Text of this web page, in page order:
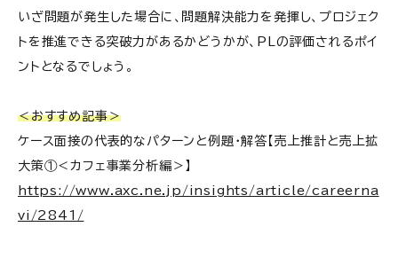
いざ問題が発生した場合に、問題解決能力を発揮し、プロジェク
トを推進できる突破力があるかどうかが、PLの評価されるポイ
ントとなるでしょう。
＜おすすめ記事＞
ケース面接の代表的なパターンと例題・解答【売上推計と売上拡
大策①＜カフェ事業分析編＞】
https://www.axc.ne.jp/insights/article/careerna
vi/2841/